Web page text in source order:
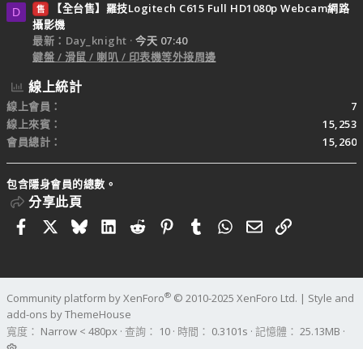
D 售
【全台售】羅技Logitech C615 Full HD1080p Webcam網路
攝影機
最新：Day_knight
今天 07:40
鍵盤 / 滑鼠 / 喇叭 / 印表機等外接周邊
線上統計
線上會員
7
線上來賓
15,253
會員總計
15,260
包含隱身會員的總數。
分享此頁
FacebookBlueskyLinkedIn
RedditPinterestTumblrWhatsApp
電子郵件
連結
Community platform by XenForo® © 2010-2025 XenForo Ltd. | Style and
add-ons by ThemeHouse
寬度
查詢 10 時間 0.3101s 記憶體 25.13MB